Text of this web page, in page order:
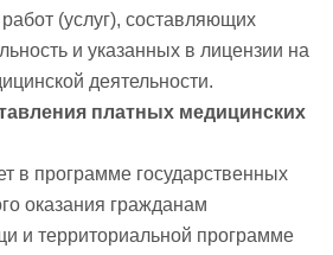
(услуг), составляющих
и указанных в лицензии на
деятельности.
платных медицинских
в программе государственных
оказания гражданам
и территориальной программе